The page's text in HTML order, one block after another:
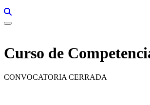
Curso de
CONVOCATORIA CERRADA